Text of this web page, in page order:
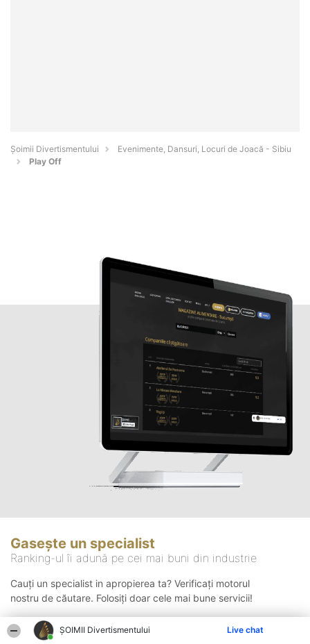
ŞOIMII Divertismentului Live chat
Şoimii Divertismentului
Evenimente, Dansuri, Locuri de Joacă - Sibiu
Play Off
Gasește un specialist
Ranking-ul îi adună pe cei mai buni din industrie
Cauți un specialist in apropierea ta? Verificați motorul
nostru de căutare. Folosiți doar cele mai bune servicii!